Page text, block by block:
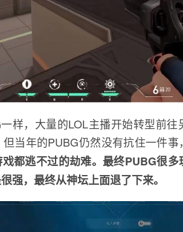
样，大量的LOL主播开始转型前
当年的PUBG仍然没有抗住一件事
都逃不过的劫难。最终PUBG很
强，最终从神坛上面退了下来。